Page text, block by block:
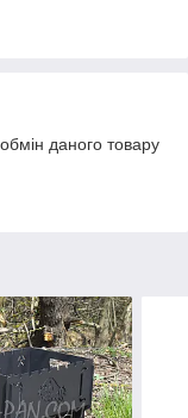
даного товару